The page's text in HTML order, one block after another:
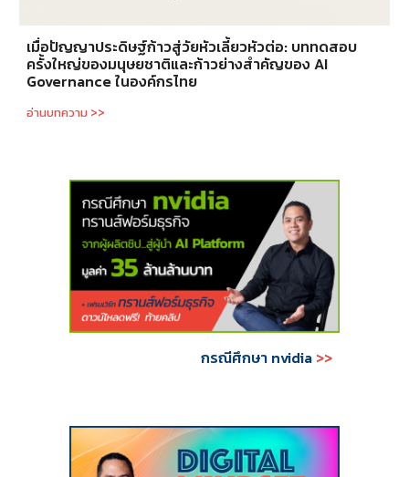
เมื่อปัญญาประดิษฐ์ก้าวสู่วัยหัวเลี้ยวหัวต่อ: บททดสอบ
ครั้งใหญ่ของมนุษยชาติและก้าวย่างสำคัญของ AI
Governance ในองค์กรไทย
อ่านบทความ >>
กรณีศึกษา nvidia >>